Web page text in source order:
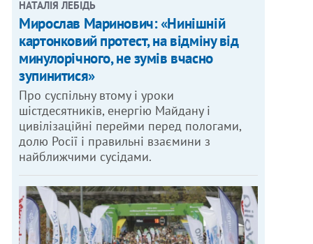
НАТАЛІЯ ЛЕБІДЬ
Мирослав Маринович: «Нинішній
картонковий протест, на відміну від
минулорічного, не зумів вчасно
зупинитися»
Про суспільну втому і уроки
шістдесятників, енергію Майдану і
цивілізаційні перейми перед пологами,
долю Росії і правильні взаємини з
найближчими сусідами.